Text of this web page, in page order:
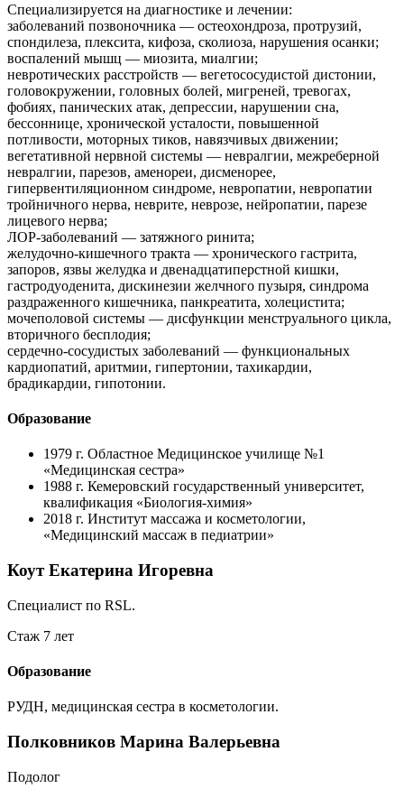
Cпециализируется на диагностике и лечении:
заболеваний позвоночника — остеохондроза, протрузий,
спондилеза, плексита, кифоза, сколиоза, нарушения осанки;
воспалений мышц — миозита, миалгии;
невротических расстройств — вегетососудистой дистонии,
головокружении, головных болей, мигреней, тревогах,
фобиях, панических атак, депрессии, нарушении сна,
бессоннице, хронической усталости, повышенной
потливости, моторных тиков, навязчивых движении;
вегетативной нервной системы — невралгии, межреберной
невралгии, парезов, аменореи, дисменорее,
гипервентиляционном синдроме, невропатии, невропатии
тройничного нерва, неврите, неврозе, нейропатии, парезе
лицевого нерва;
ЛОР-заболеваний — затяжного ринита;
желудочно-кишечного тракта — хронического гастрита,
запоров, язвы желудка и двенадцатиперстной кишки,
гастродуоденита, дискинезии желчного пузыря, синдрома
раздраженного кишечника, панкреатита, холецистита;
мочеполовой системы — дисфункции менструального цикла,
вторичного бесплодия;
сердечно-сосудистых заболеваний — функциональных
кардиопатий, аритмии, гипертонии, тахикардии,
брадикардии, гипотонии.
Образование
1979 г. Областное Медицинское училище №1
«Медицинская сестра»
1988 г. Кемеровский государственный университет,
квалификация «Биология-химия»
2018 г. Институт массажа и косметологии,
«Медицинский массаж в педиатрии»
Коут Екатерина Игоревна
Специалист по RSL.
Стаж 7 лет
Образование
РУДН, медицинская сестра в косметологии.
Полковников Марина Валерьевна
Подолог